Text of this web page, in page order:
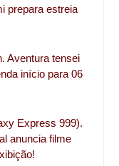
prepara estreia
Aventura tensei
início para 06
Express 999).
anuncia filme